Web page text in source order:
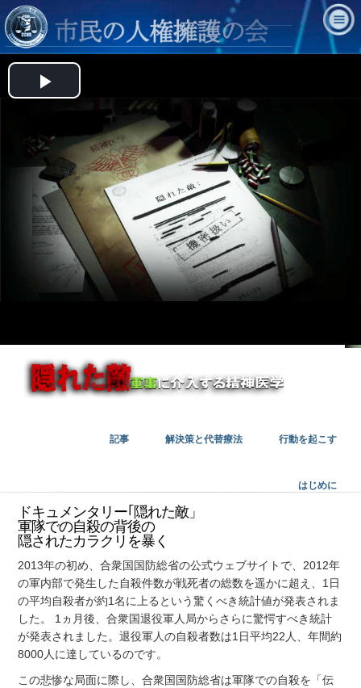
Play
Video
行動を起こす
解決策と代替療法
記事
はじめに
ドキュメンタリー｢隠れた敵」
軍隊での自殺の背後の
隠されたカラクリを暴く
2013年の初め、合衆国国防総省の公式ウェブサイトで、2012年
の軍内部で発生した自殺件数が戦死者の総数を遥かに超え、1日
の平均自殺者が約1名に上るという驚くべき統計値が発表されま
した。 1ヵ月後、合衆国退役軍人局からさらに驚愕すべき統計
が発表されました。退役軍人の自殺者数は1日平均22人、年間約
8000人に達しているのです。
この悲惨な局面に際し、合衆国国防総省は軍隊での自殺を「伝